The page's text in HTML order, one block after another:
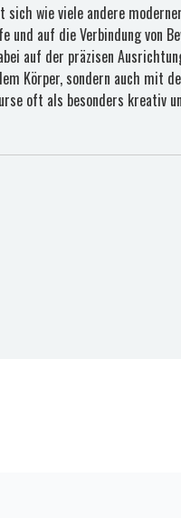
sich wie viele andere
auf die Verbindung von
auf der präzisen
Körper, sondern auch mit
oft als besonders kreativ